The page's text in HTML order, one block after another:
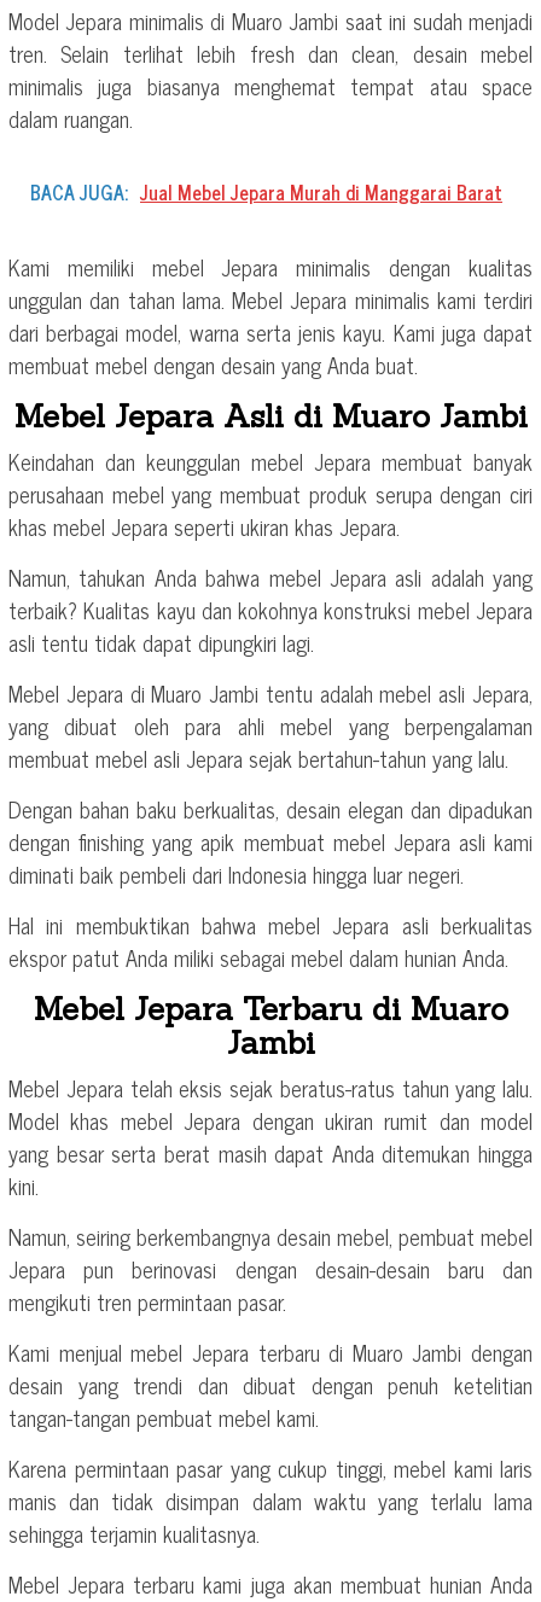
Model Jepara minimalis di Muaro Jambi saat ini sudah menjadi
tren. Selain terlihat lebih fresh dan clean, desain mebel
minimalis juga biasanya menghemat tempat atau space
dalam ruangan.
BACA JUGA: Jual Mebel Jepara Murah di Manggarai Barat
Kami memiliki mebel Jepara minimalis dengan kualitas
unggulan dan tahan lama. Mebel Jepara minimalis kami terdiri
dari berbagai model, warna serta jenis kayu. Kami juga dapat
membuat mebel dengan desain yang Anda buat.
Mebel Jepara Asli di Muaro Jambi
Keindahan dan keunggulan mebel Jepara membuat banyak
perusahaan mebel yang membuat produk serupa dengan ciri
khas mebel Jepara seperti ukiran khas Jepara.
Namun, tahukan Anda bahwa mebel Jepara asli adalah yang
terbaik? Kualitas kayu dan kokohnya konstruksi mebel Jepara
asli tentu tidak dapat dipungkiri lagi.
Mebel Jepara di Muaro Jambi tentu adalah mebel asli Jepara,
yang dibuat oleh para ahli mebel yang berpengalaman
membuat mebel asli Jepara sejak bertahun-tahun yang lalu.
Dengan bahan baku berkualitas, desain elegan dan dipadukan
dengan finishing yang apik membuat mebel Jepara asli kami
diminati baik pembeli dari Indonesia hingga luar negeri.
Hal ini membuktikan bahwa mebel Jepara asli berkualitas
ekspor patut Anda miliki sebagai mebel dalam hunian Anda.
Mebel Jepara Terbaru di Muaro
Jambi
Mebel Jepara telah eksis sejak beratus-ratus tahun yang lalu.
Model khas mebel Jepara dengan ukiran rumit dan model
yang besar serta berat masih dapat Anda ditemukan hingga
kini.
Namun, seiring berkembangnya desain mebel, pembuat mebel
Jepara pun berinovasi dengan desain-desain baru dan
mengikuti tren permintaan pasar.
Kami menjual mebel Jepara terbaru di Muaro Jambi dengan
desain yang trendi dan dibuat dengan penuh ketelitian
tangan-tangan pembuat mebel kami.
Karena permintaan pasar yang cukup tinggi, mebel kami laris
manis dan tidak disimpan dalam waktu yang terlalu lama
sehingga terjamin kualitasnya.
Mebel Jepara terbaru kami juga akan membuat hunian Anda